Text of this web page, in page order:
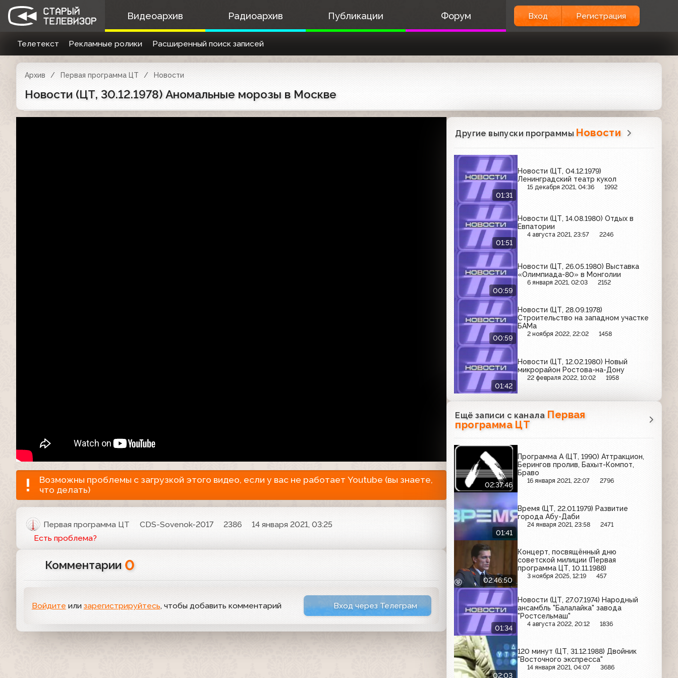
Видеоархив Радиоархив Публикации Форум Вход Регистрация
Телетекст Рекламные ролики Расширенный поиск записей
Архив Первая программа ЦТ Новости
Новости (ЦТ, 30.12.1978) Аномальные морозы в Москве
Возможны проблемы с загрузкой этого видео, если у вас не работает Youtube (вы знаете,
что делать)
Первая программа ЦТ CDS-Sovenok-2017 2386
14 января 2021, 03:25
Есть проблема?
Комментарии 0
Войдите или зарегистрируйтесь, чтобы добавить комментарий Вход через Телеграм
Другие выпуски программы Новости
01:31
Новости (ЦТ, 04.12.1979)
Ленинградский театр кукол
15 декабря 2021, 04:36 1992
01:51
Новости (ЦТ, 14.08.1980) Отдых в
Евпатории
4 августа 2021, 23:57 2246
00:59
Новости (ЦТ, 26.05.1980) Выставка
«Олимпиада-80» в Монголии
6 января 2021, 02:03 2152
00:59
Новости (ЦТ, 28.09.1978)
Строительство на западном участке
БАМа
2 ноября 2022, 22:02 1458
01:42
Новости (ЦТ, 12.02.1980) Новый
микрорайон Ростова-на-Дону
22 февраля 2022, 10:02 1958
Ещё записи с канала Первая
программа ЦТ
02:37:46
Программа А (ЦТ, 1990) Аттракцион,
Берингов пролив, Бахыт-Компот,
Браво
16 января 2021, 22:07 2796
01:41
Время (ЦТ, 22.01.1979) Развитие
города Абу-Даби
24 января 2021, 23:58 2471
02:46:50
Концерт, посвящённый дню
советской милиции (Первая
программа ЦТ, 10.11.1988)
3 ноября 2025, 12:19 457
01:34
Новости (ЦТ, 27.07.1974) Народный
ансамбль "Балалайка" завода
"Ростсельмаш"
4 августа 2022, 20:12 1836
02:03
120 минут (ЦТ, 31.12.1988) Двойник
"Восточного экспресса"
14 января 2021, 04:07 3686